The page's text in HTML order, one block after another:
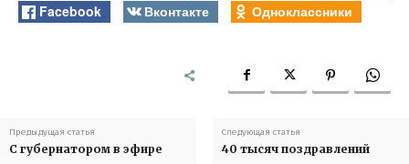
Facebook Вконтакте Одноклассники
Предыдущая статья
С губернатором в эфире
Следующая статья
40 тысяч поздравлений